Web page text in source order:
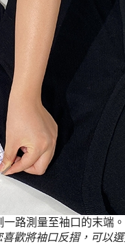
路測量至袖口的末端。
歡將袖口反摺，可以